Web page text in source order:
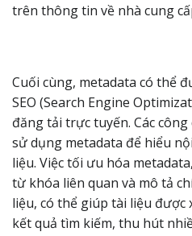
trên thông tin về nhà cung
Cuối cùng, metadata có thể
SEO (Search Engine
đăng tải trực tuyến. Các
sử dụng metadata để hiểu
liệu. Việc tối ưu hóa
từ khóa liên quan và mô tả
liệu, có thể giúp tài liệu
kết quả tìm kiếm, thu hút